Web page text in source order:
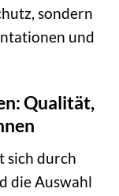
sondern
und
Qualität,
sich durch
die Auswahl